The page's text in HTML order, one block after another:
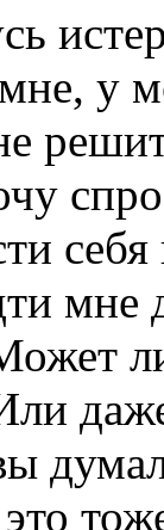
у
мне
это